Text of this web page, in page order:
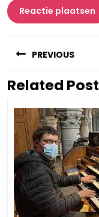
PREVIOUS
Vorig
Related Post